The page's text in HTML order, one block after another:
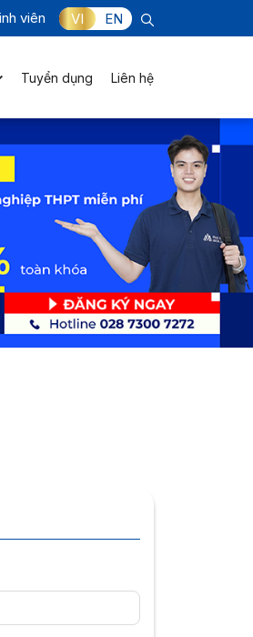
viên VI EN
Tuyển dụng Liên hệ